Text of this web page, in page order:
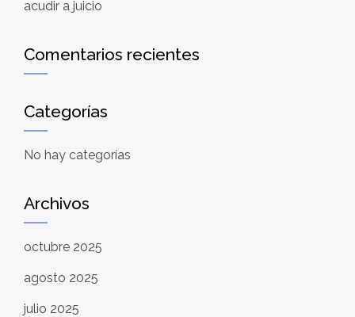
acudir a juicio
Comentarios recientes
Categorías
No hay categorías
Archivos
octubre 2025
agosto 2025
julio 2025